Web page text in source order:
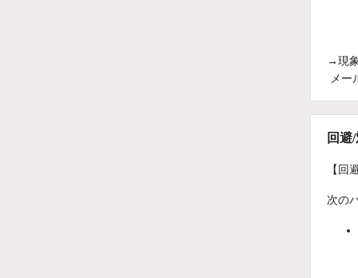
→現
メー
回避
【回
次の